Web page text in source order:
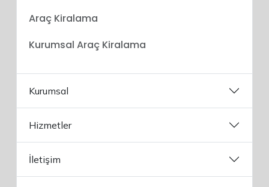
Araç Kiralama
Kurumsal Araç Kiralama
Kurumsal
Hizmetler
İletişim